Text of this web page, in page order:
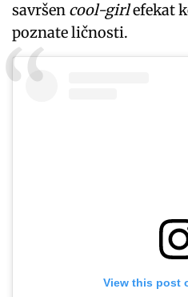
savršen cool-girlefekat
poznate ličnosti.
View this post